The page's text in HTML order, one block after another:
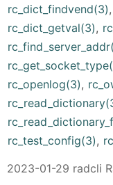
rc_dict_findvend(3),
rc_dict_getval(3),
rc_openlog(3),
rc_test_config(3),
2023-01-29 radcli